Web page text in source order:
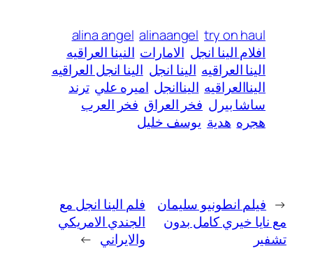
alina angel alinaangel try on haul
افلام الينا انجل الامارات النينا العراقيه
الينا العراقيه الينا انجل الينا انجل العراقيه
اليناالعراقيه اليناانجل اميره علي ترند
ساشا بيرل فخر العراق فخر العرب
هجره هدية يوسف خليل
← فيلم انطونيو سليمان
مع نايا خيري كامل بدون
تشفير
فلم الينا انجل مع
الجندي الامريكي
والايراني →